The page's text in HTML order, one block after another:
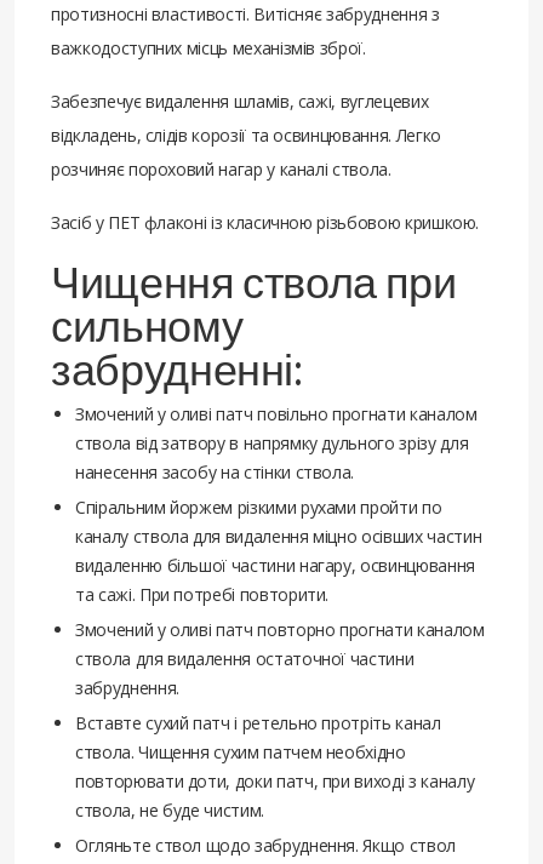
протизносні властивості. Витісняє забруднення з
важкодоступних місць механізмів зброї.
Забезпечує видалення шламів, сажі, вуглецевих
відкладень, слідів корозії та освинцювання. Легко
розчиняє пороховий нагар у каналі ствола.
Засіб у ПЕТ флаконі із класичною різьбовою кришкою.
Чищення ствола при
сильному
забрудненні:
Змочений у оливі патч повільно прогнати каналом
ствола від затвору в напрямку дульного зрізу для
нанесення засобу на стінки ствола.
Спіральним йоржем різкими рухами пройти по
каналу ствола для видалення міцно осівших частин
видаленню більшої частини нагару, освинцювання
та сажі. При потребі повторити.
Змочений у оливі патч повторно прогнати каналом
ствола для видалення остаточної частини
забруднення.
Вставте сухий патч і ретельно протріть канал
ствола. Чищення сухим патчем необхідно
повторювати доти, доки патч, при виході з каналу
ствола, не буде чистим.
Огляньте ствол щодо забруднення. Якщо ствол